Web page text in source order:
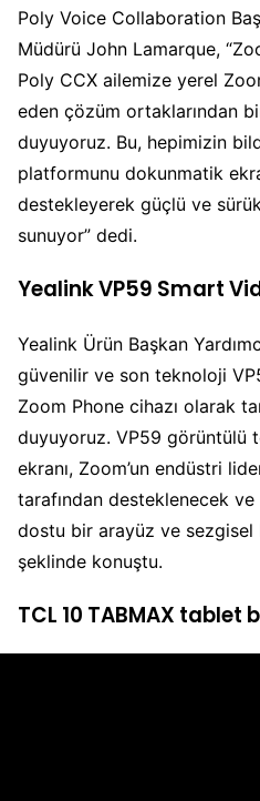
Poly Voice Collaboration
Müdürü John Lamarque,
Poly CCX ailemize yerel
eden çözüm ortaklarından
duyuyoruz. Bu, hepimizin
platformunu dokunmatik
destekleyerek güçlü ve
sunuyor” dedi.
Yealink VP59 Smart
Yealink Ürün Başkan
güvenilir ve son teknoloji
Zoom Phone cihazı olarak
duyuyoruz. VP59 görüntülü
ekranı, Zoom’un endüstri
tarafından desteklenecek ve
dostu bir arayüz ve sezgisel
şeklinde konuştu.
TCL 10 TABMAX